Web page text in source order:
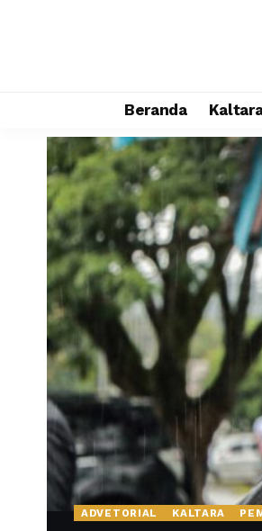
Beranda
ADVETORIAL KALTARA